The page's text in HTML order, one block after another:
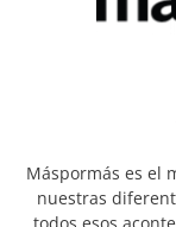
Máspormás es el
nuestras
todos esos